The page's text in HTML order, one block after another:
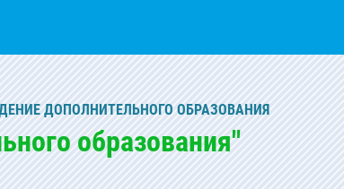
ДОПОЛНИТЕЛЬНОГО ОБРАЗОВАНИЯ
образования"